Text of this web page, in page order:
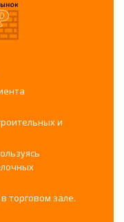
и
торговом зале.